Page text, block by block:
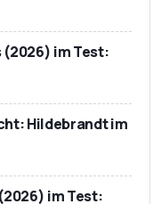
im Test:
Hildebrandt im
im Test: